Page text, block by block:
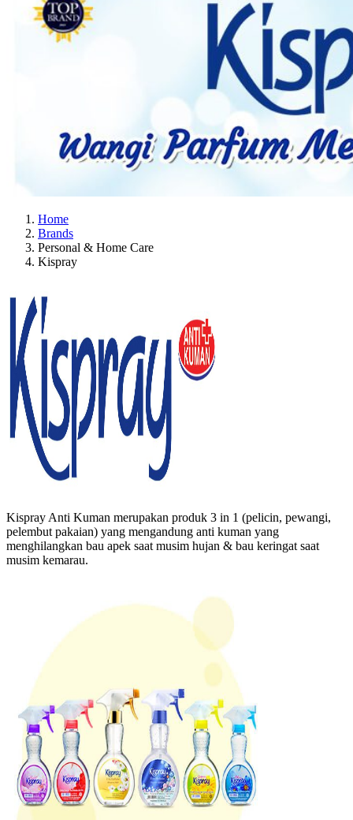
Home
Brands
Personal & Home Care
Kispray
Kispray Anti Kuman merupakan produk 3 in 1 (pelicin, pewangi,
pelembut pakaian) yang mengandung anti kuman yang
menghilangkan bau apek saat musim hujan & bau keringat saat
musim kemarau.